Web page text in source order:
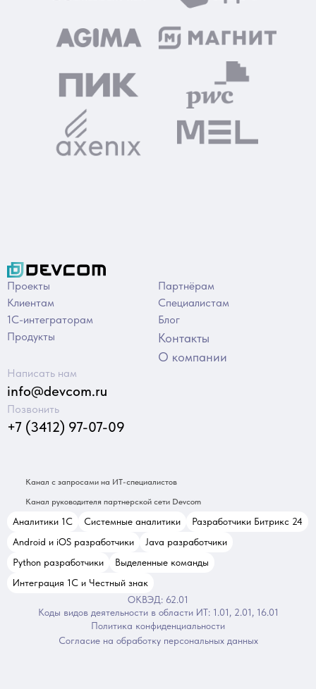
Проекты
Клиентам
1С-интеграторам
Продукты
Партнёрам
Специалистам
Блог
Контакты
О компании
Написать нам
info@devcom.ru
Позвонить
+7 (3412) 97-07-09
Канал с запросами на ИТ-специалистов
Канал руководителя партнерской сети Devcom
Аналитики 1С Системные аналитики
Разработчики Битрикс 24
Android и iOS разработчики
Java разработчики
Python разработчики
Выделенные команды
Интеграция 1С и Честный знак
ОКВЭД: 62.01
Коды видов деятельности в области ИТ: 1.01, 2.01, 16.01
Политика конфиденциальности
Согласие на обработку персональных данных